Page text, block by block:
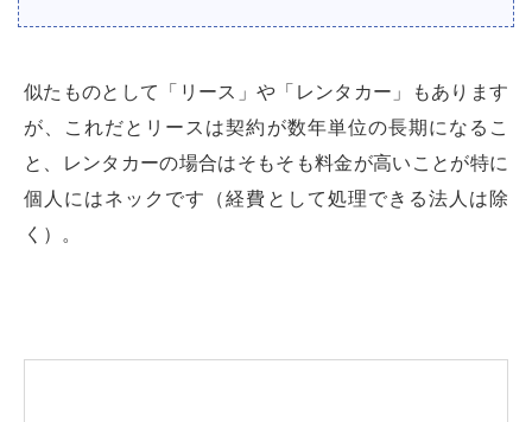
似たものとして「リース」や「レンタカー」もあります
が、これだとリースは契約が数年単位の長期になるこ
と、レンタカーの場合はそもそも料金が高いことが特に
個人にはネックです（経費として処理できる法人は除
く）。